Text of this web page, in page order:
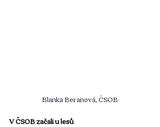
Blanka Beranová, ČSOB
V ČSOB začali u lesů